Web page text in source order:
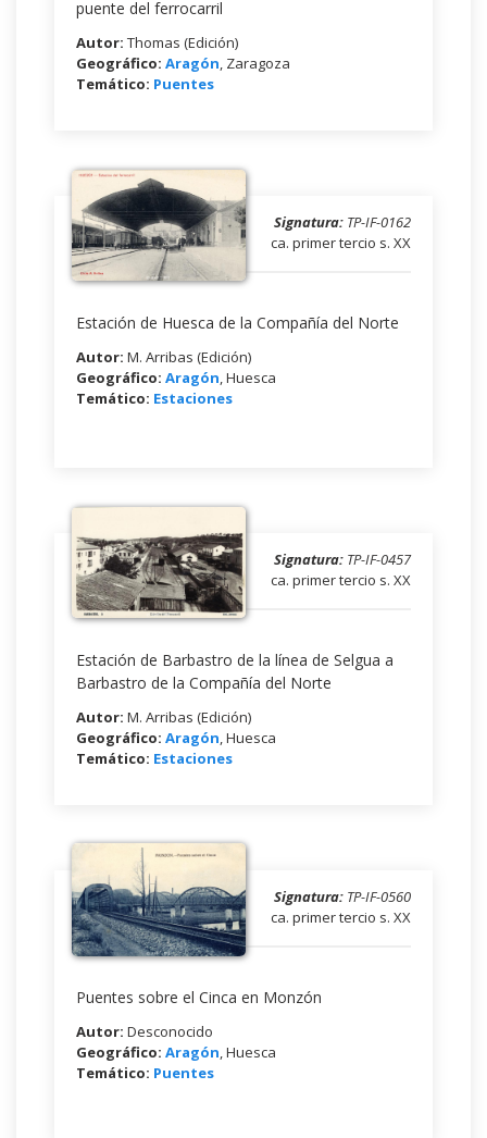
puente del ferrocarril
Autor: Thomas (Edición)
Geográfico: Aragón, Zaragoza
Temático: Puentes
Signatura: TP-IF-0162
ca. primer tercio s. XX
Estación de Huesca de la Compañía del Norte
Autor: M. Arribas (Edición)
Geográfico: Aragón, Huesca
Temático: Estaciones
Signatura: TP-IF-0457
ca. primer tercio s. XX
Estación de Barbastro de la línea de Selgua a
Barbastro de la Compañía del Norte
Autor: M. Arribas (Edición)
Geográfico: Aragón, Huesca
Temático: Estaciones
Signatura: TP-IF-0560
ca. primer tercio s. XX
Puentes sobre el Cinca en Monzón
Autor: Desconocido
Geográfico: Aragón, Huesca
Temático: Puentes